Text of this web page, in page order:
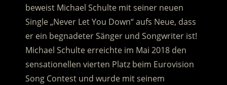
beweist Michael Schulte mit seiner neuen
Single „Never Let You Down“ aufs Neue, dass
er ein begnadeter Sänger und Songwriter ist!
Michael Schulte erreichte im Mai 2018 den
sensationellen vierten Platz beim Eurovision
Song Contest und wurde mit seinem